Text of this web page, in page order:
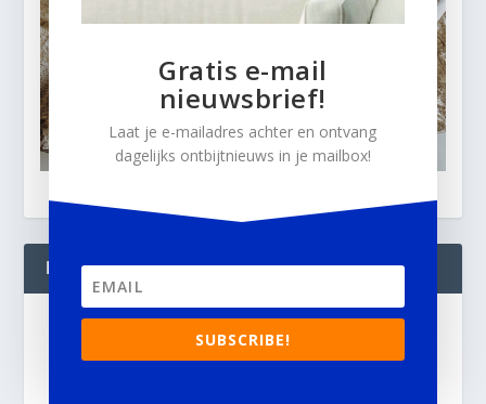
BLIJF OP DE HOOGTE!
Gratis
e-mail nieuwsbrief!
Gratis e-mail
nieuwsbrief!
Laat je e-mailadres achter en ontvang
dagelijks ontbijtnieuws in je mailbox!
SUBSCRIBE!